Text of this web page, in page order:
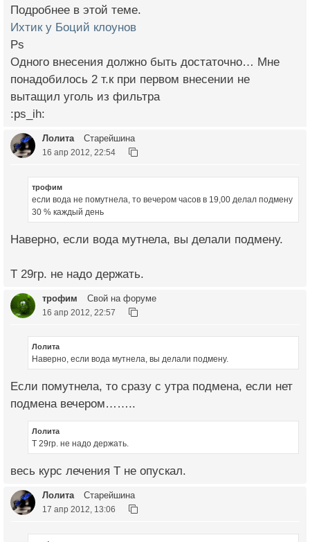
Подробнее в этой теме.
Ихтик у Боций клоунов
Ps
Одного внесения должно быть достаточно… Мне
понадобилось 2 т.к при первом внесении не
вытащил уголь из фильтра
:ps_ih:
Лолита Старейшина
16 апр 2012, 22:54
трофим
если вода не помутнела, то вечером часов в 19,00 делал подмену
30 % каждый день
Наверно, если вода мутнела, вы делали подмену.
Т 29гр. не надо держать.
трофим Свой на форуме
16 апр 2012, 22:57
Лолита
Наверно, если вода мутнела, вы делали подмену.
Если помутнела, то сразу с утра подмена, если нет
подмена вечером……..
Лолита
Т 29гр. не надо держать.
весь курс лечения Т не опускал.
Лолита Старейшина
17 апр 2012, 13:06